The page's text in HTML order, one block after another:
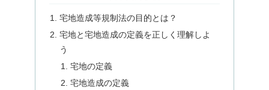
宅地造成等規制法の目的とは？
宅地と宅地造成の定義を正しく理解しよ
う
宅地の定義
宅地造成の定義